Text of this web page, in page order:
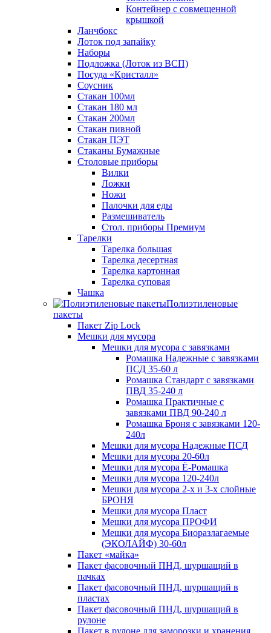
Контейнер с совмещенной
крышкой
Ланчбокс
Лоток под запайку
Наборы
Подложка (Лоток из ВСП)
Посуда «Кристалл»
Соусник
Стакан 100мл
Стакан 180 мл
Стакан 200мл
Стакан пивной
Стакан ПЭТ
Стаканы Бумажные
Столовые приборы
Вилки
Ложки
Ножи
Палочки для еды
Размешиватель
Стол. приборы Премиум
Тарелки
Тарелка большая
Тарелка десертная
Тарелка картонная
Тарелка суповая
Чашка
Полиэтиленовые
пакеты
Пакет Zip Lock
Мешки для мусора
Мешки для мусора с завязками
Ромашка Надежные с завязками
ПСД 35-60 л
Ромашка Стандарт с завязками
ПВД 35-240 л
Ромашка Практичные с
завязками ПВД 90-240 л
Ромашка Броня с завязками 120-
240л
Мешки для мусора Надежные ПСД
Мешки для мусора 20-60л
Мешки для мусора Ё-Ромашка
Мешки для мусора 120-240л
Мешки для мусора 2-х и 3-х слойные
БРОНЯ
Мешки для мусора Пласт
Мешки для мусора ПРОФИ
Мешки для мусора Биоразлагаемые
(ЭКОЛАЙФ) 30-60л
Пакет «майка»
Пакет фасовочный ПНД, шуршащий в
пачках
Пакет фасовочный ПНД, шуршащий в
пластах
Пакет фасовочный ПНД, шуршащий в
рулоне
Пакет в рулоне для заморозки и хранения